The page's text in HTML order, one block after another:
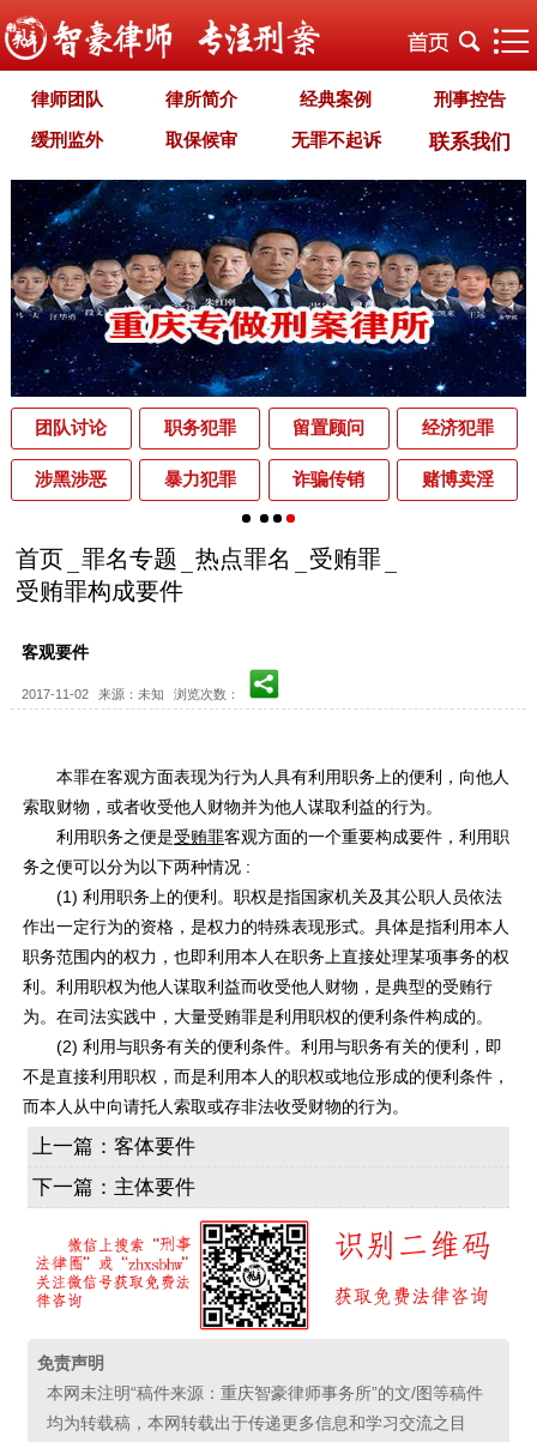
律师团队 律所简介 经典案例 刑事控告
缓刑监外 取保候审 无罪不起诉 联系我们
职务犯罪 经济犯罪 毒品犯罪 罪名专题
智豪文化 自首立功 首席律师致辞 智豪视野
刑罚种类 刑事法规 犯罪释义 刑事知识
法律援助 刑事资讯 刑事文书 案件动态
辩护词集 常见问题 办理中的案件 业务范围
为什么选择智豪 办案机关 中国法律讲堂 辨别伪专业
罪名解析库 网站地图
团队讨论 职务犯罪 留置顾问 经济犯罪
涉黑涉恶 暴力犯罪 诈骗传销 赌博卖淫
首页 罪名专题 热点罪名
受贿罪
受贿罪构成要件
客观要件
2017-11-02 来源：未知 浏览次数：
本罪在客观方面表现为行为人具有利用职务上的便利，向他人
索取财物，或者收受他人财物并为他人谋取利益的行为。
利用职务之便是受贿罪客观方面的一个重要构成要件，利用职
务之便可以分为以下两种情况 :
(1) 利用职务上的便利。职权是指国家机关及其公职人员依法
作出一定行为的资格，是权力的特殊表现形式。具体是指利用本人
职务范围内的权力，也即利用本人在职务上直接处理某项事务的权
利。利用职权为他人谋取利益而收受他人财物，是典型的受贿行
为。在司法实践中，大量受贿罪是利用职权的便利条件构成的。
(2) 利用与职务有关的便利条件。利用与职务有关的便利，即
不是直接利用职权，而是利用本人的职权或地位形成的便利条件，
而本人从中向请托人索取或存非法收受财物的行为。
上一篇：客体要件
下一篇： 主体要件
免责声明
本网未注明“稿件来源：重庆智豪律师事务所”的文/图等稿件
均为转载稿，本网转载出于传递更多信息和学习交流之目